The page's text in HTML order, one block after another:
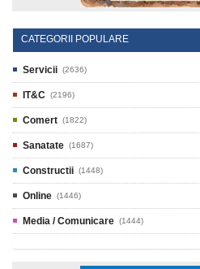
CATEGORII POPULARE
Servicii (2636)
IT&C (2196)
Comert (1822)
Sanatate (1687)
Constructii (1448)
Online (1446)
Media / Comunicare (1444)